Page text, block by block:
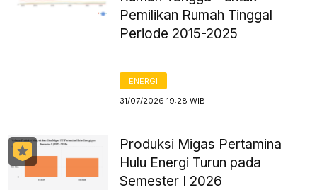
Pemilikan Rumah Tinggal
Periode 2015-2025
ENERGI
31/07/2026 19:28 WIB
Produksi Migas Pertamina
Hulu Energi Turun pada
Semester I 2026